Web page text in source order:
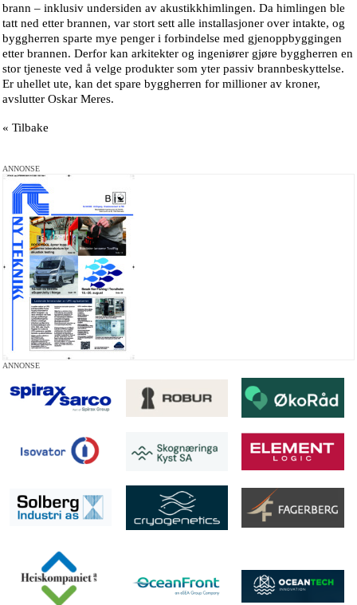
brann – inklusiv undersiden av akustikkhimlingen. Da himlingen ble
tatt ned etter brannen, var stort sett alle installasjoner over intakte, og
byggherren sparte mye penger i forbindelse med gjenoppbyggingen
etter brannen. Derfor kan arkitekter og ingeniører gjøre byggherren en
stor tjeneste ved å velge produkter som yter passiv brannbeskyttelse.
Er uhellet ute, kan det spare byggherren for millioner av kroner,
avslutter Oskar Meres.
« Tilbake
ANNONSE
ANNONSE